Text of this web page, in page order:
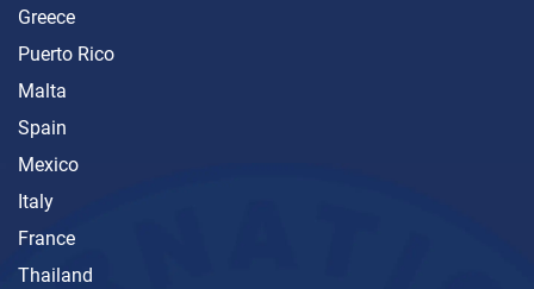
Greece
Puerto Rico
Malta
Spain
Mexico
Italy
France
Thailand